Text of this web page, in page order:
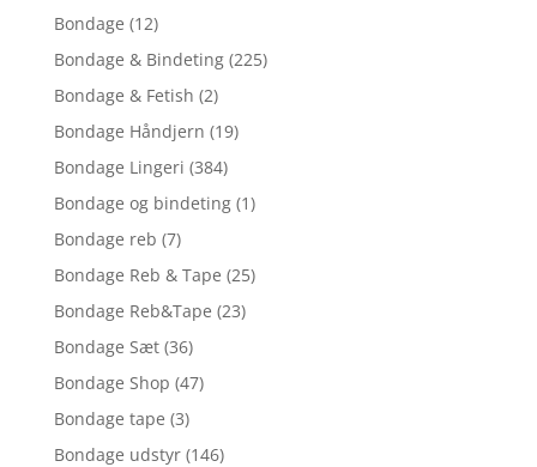
Bondage (12)
Bondage & Bindeting (225)
Bondage & Fetish (2)
Bondage Håndjern (19)
Bondage Lingeri (384)
Bondage og bindeting (1)
Bondage reb (7)
Bondage Reb & Tape (25)
Bondage Reb&Tape (23)
Bondage Sæt (36)
Bondage Shop (47)
Bondage tape (3)
Bondage udstyr (146)